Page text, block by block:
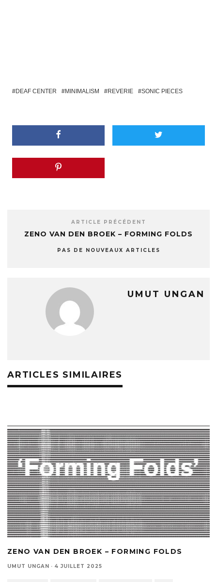
DEAF CENTER MINIMALISM REVERIE SONIC PIECES
ARTICLE PRÉCÉDENT
ZENO VAN DEN BROEK – FORMING FOLDS
PAS DE NOUVEAUX ARTICLES
UMUT UNGAN
ARTICLES SIMILAIRES
ZENO VAN DEN BROEK – FORMING FOLDS
UMUT UNGAN · 4 JUILLET 2025